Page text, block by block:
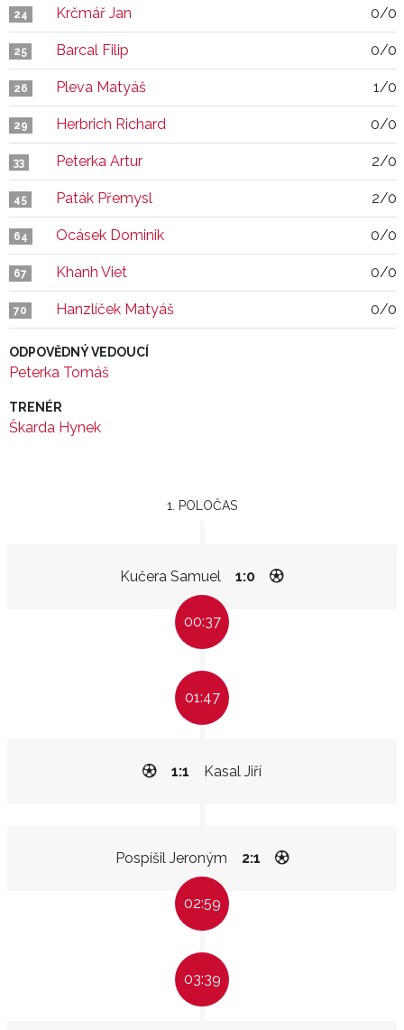
24 Krčmář Jan 0/0
25 Barcal Filip 0/0
26 Pleva Matyáš 1/0
29 Herbrich Richard 0/0
33 Peterka Artur 2/0
45 Paták Přemysl 2/0
64 Ocásek Dominik 0/0
67 Khanh Viet 0/0
70 Hanzlíček Matyáš 0/0
ODPOVĚDNÝ VEDOUCÍ
Peterka Tomáš
TRENÉR
Škarda Hynek
1. POLOČAS
Kučera Samuel 1:0
00:37
01:47
Kasal Jiří
1:1
Pospíšil Jeroným 2:1
02:59
03:39